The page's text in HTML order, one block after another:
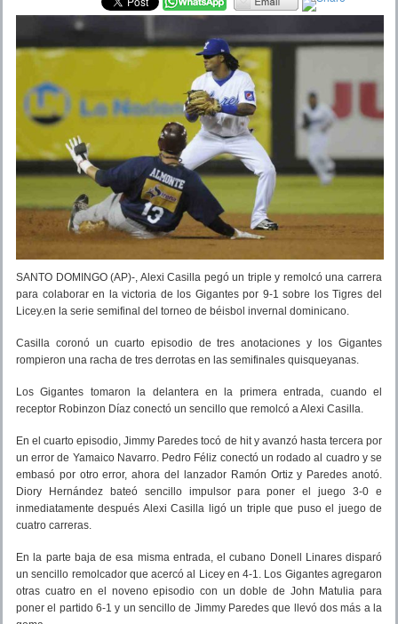
SANTO DOMINGO (AP)-, Alexi Casilla pegó un triple y remolcó una carrera
para colaborar en la victoria de los Gigantes por 9-1 sobre los Tigres del
Licey.en la serie semifinal del torneo de béisbol invernal dominicano.
Casilla coronó un cuarto episodio de tres anotaciones y los Gigantes
rompieron una racha de tres derrotas en las semifinales quisqueyanas.
Los Gigantes tomaron la delantera en la primera entrada, cuando el
receptor Robinzon Díaz conectó un sencillo que remolcó a Alexi Casilla.
En el cuarto episodio, Jimmy Paredes tocó de hit y avanzó hasta tercera por
un error de Yamaico Navarro. Pedro Féliz conectó un rodado al cuadro y se
embasó por otro error, ahora del lanzador Ramón Ortiz y Paredes anotó.
Diory Hernández bateó sencillo impulsor para poner el juego 3-0 e
inmediatamente después Alexi Casilla ligó un triple que puso el juego de
cuatro carreras.
En la parte baja de esa misma entrada, el cubano Donell Linares disparó
un sencillo remolcador que acercó al Licey en 4-1. Los Gigantes agregaron
otras cuatro en el noveno episodio con un doble de John Matulia para
poner el partido 6-1 y un sencillo de Jimmy Paredes que llevó dos más a la